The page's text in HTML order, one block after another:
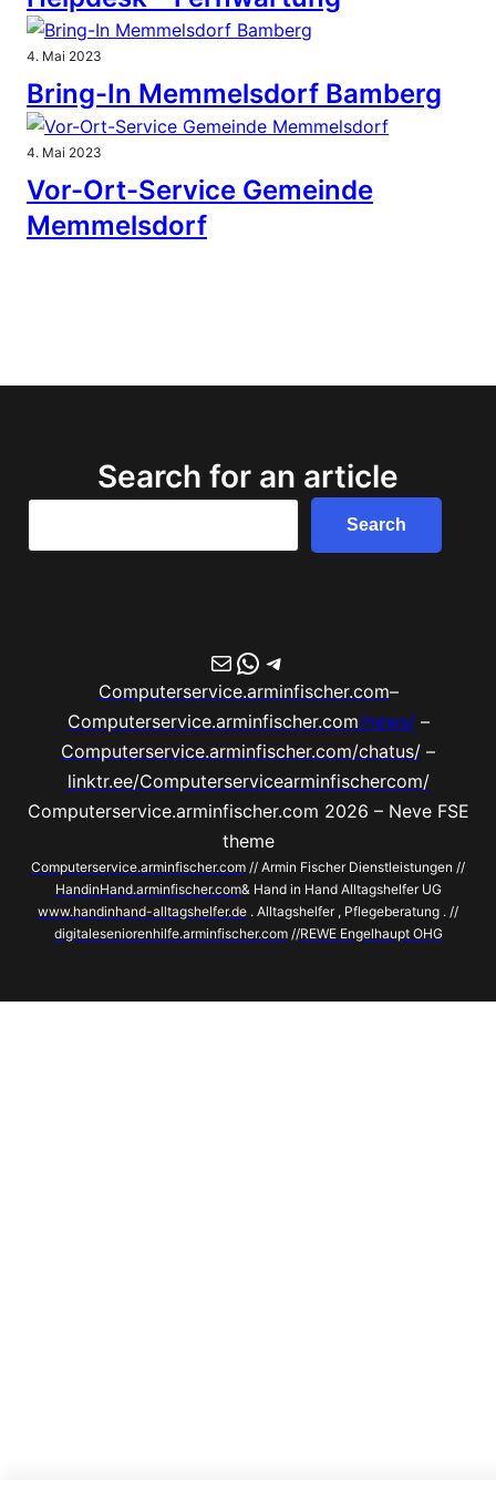
4. Mai 2023
Bring-In Memmelsdorf Bamberg
4. Mai 2023
Vor-Ort-Service Gemeinde
Memmelsdorf
Search for an article
Search
E-MailWhatsApp
Telegram
Computerservice.arminfischer.com–
Computerservice.arminfischer.com/news/–
Computerservice.arminfischer.com/chatus/ –
linktr.ee/Computerservicearminfischercom/
Computerservice.arminfischer.com 2026 – Neve FSE
theme
Computerservice.arminfischer.com // Armin Fischer Dienstleistungen //
HandinHand.arminfischer.com& Hand in Hand Alltagshelfer UG
www.handinhand-alltagshelfer.de . Alltagshelfer , Pflegeberatung . //
digitaleseniorenhilfe.arminfischer.com//REWE Engelhaupt OHG